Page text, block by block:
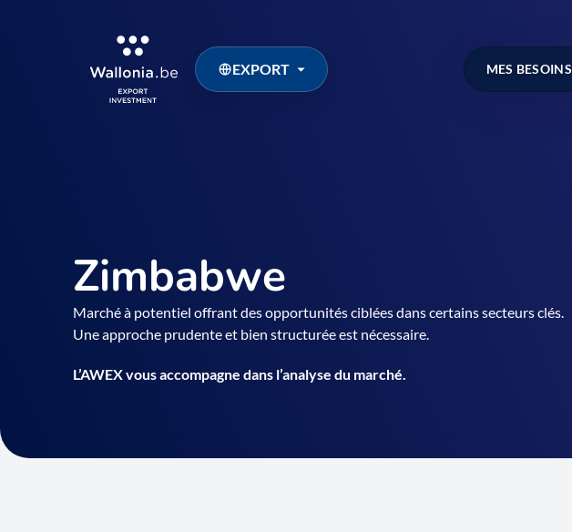
EXPORT MES BESOINS
Zimbabwe
Marché à potentiel offrant des opportunités ciblées dans certains secteurs clés.
Une approche prudente et bien structurée est nécessaire.
L’AWEX vous accompagne dans l’analyse du marché.